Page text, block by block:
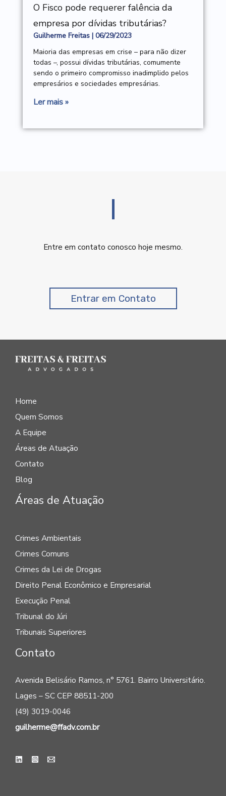
O Fisco pode requerer falência da
empresa por dívidas tributárias?
Guilherme Freitas 06/29/2023
Maioria das empresas em crise – para não dizer
todas –, possui dívidas tributárias, comumente
sendo o primeiro compromisso inadimplido pelos
empresários e sociedades empresárias.
Ler mais »
Entre em contato conosco hoje mesmo.
Entrar em Contato
Home
Quem Somos
A Equipe
Áreas de Atuação
Contato
Blog
Áreas de Atuação
Crimes Ambientais
Crimes Comuns
Crimes da Lei de Drogas
Direito Penal Econômico e Empresarial
Execução Penal
Tribunal do Júri
Tribunais Superiores
Contato
Avenida Belisário Ramos, n° 5761. Bairro Universitário.
Lages – SC CEP 88511-200
(49) 3019-0046
guilherme@ffadv.com.br